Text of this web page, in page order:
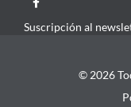
Suscripción al
© 2026